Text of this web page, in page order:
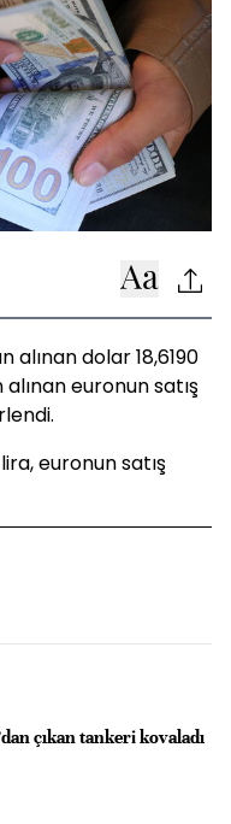
alınan dolar 18,6190
alınan euronun satış
euronun satış
çıkan tankeri kovaladı